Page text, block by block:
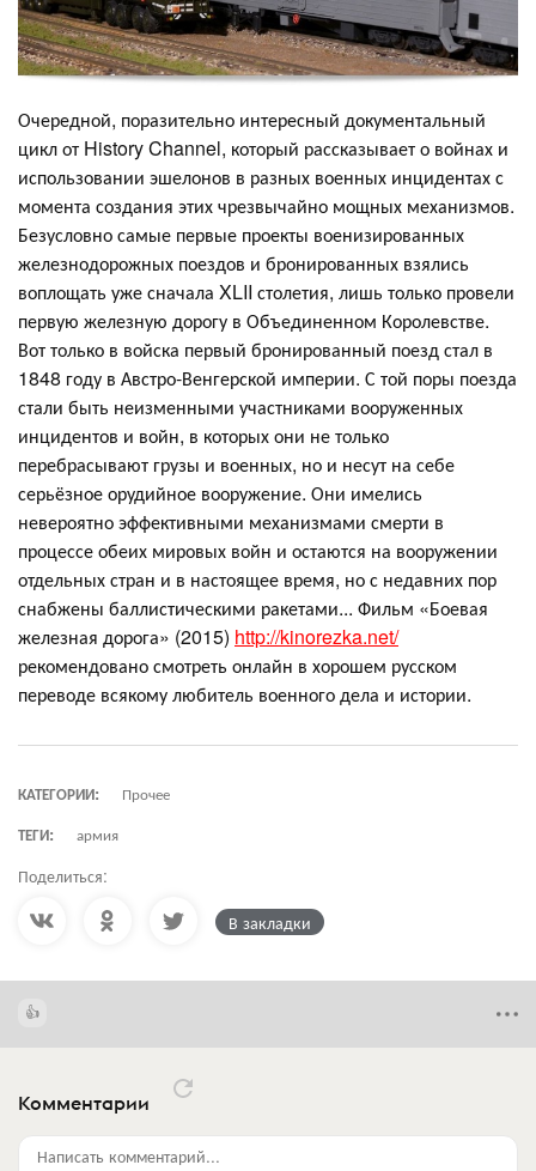
Очередной, поразительно интересный документальный
цикл от History Channel, который рассказывает о войнах и
использовании эшелонов в разных военных инцидентах с
момента создания этих чрезвычайно мощных механизмов.
Безусловно самые первые проекты военизированных
железнодорожных поездов и бронированных взялись
воплощать уже сначала XLII столетия, лишь только провели
первую железную дорогу в Объединенном Королевстве.
Вот только в войска первый бронированный поезд стал в
1848 году в Австро-Венгерской империи. С той поры поезда
стали быть неизменными участниками вооруженных
инцидентов и войн, в которых они не только
перебрасывают грузы и военных, но и несут на себе
серьёзное орудийное вооружение. Они имелись
невероятно эффективными механизмами смерти в
процессе обеих мировых войн и остаются на вооружении
отдельных стран и в настоящее время, но с недавних пор
снабжены баллистическими ракетами... Фильм «Боевая
железная дорога» (2015) http://kinorezka.net/
рекомендовано смотреть онлайн в хорошем русском
переводе всякому любитель военного дела и истории.
КАТЕГОРИИ:
Прочее
ТЕГИ:
армия
Поделиться:
В закладки
Комментарии
Написать комментарий...